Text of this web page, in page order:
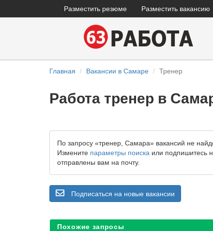
Разместить резюме Разместить вакансию
Главная Вакансии в Самаре Тренер
Работа тренер в
По запросу «тренер, Самара» вакансий не
Измените параметры поиска или подпишитесь
отправлены вам на почту.
Подписаться на новые вакансии
Похожие запросы